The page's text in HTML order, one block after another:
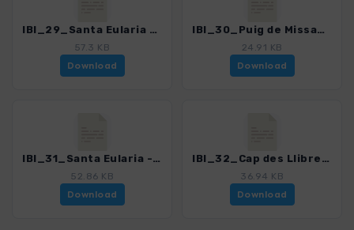
IBI_29_Santa Eularia - Punta Arabi_0279_2.gpx
57.3 KB
Download
IBI_30_Puig de Missa_0279_2.gpx
24.91 KB
Download
IBI_31_Santa Eularia - Cala Llonga_0279_2.gpx
52.86 KB
Download
IBI_32_Cap des Llibrell_0279_2.gpx
36.94 KB
Download